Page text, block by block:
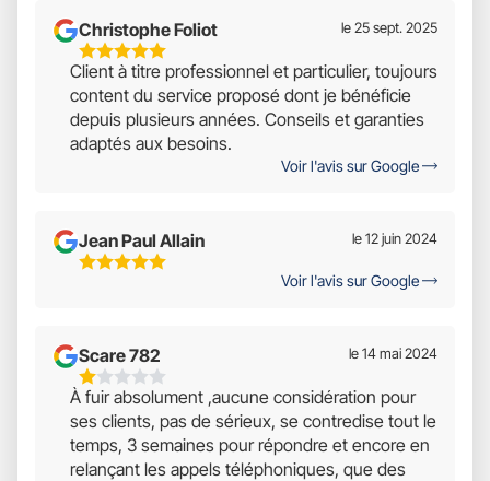
Christophe Foliot
5
Étoiles
Sur
5
le 25 sept. 2025
Client à titre professionnel et particulier, toujours
content du service proposé dont je bénéficie
depuis plusieurs années. Conseils et garanties
adaptés aux besoins.
Voir l'avis sur Google
Jean Paul Allain
5
le 12 juin 2024
Voir l'avis sur Google
Scare 782
1
Étoiles
Sur
5
le 14 mai 2024
À fuir absolument ,aucune considération pour
ses clients, pas de sérieux, se contredise tout le
temps, 3 semaines pour répondre et encore en
relançant les appels téléphoniques, que des